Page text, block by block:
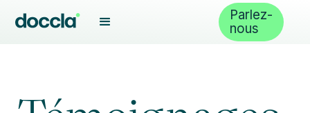
Parlez-
nous